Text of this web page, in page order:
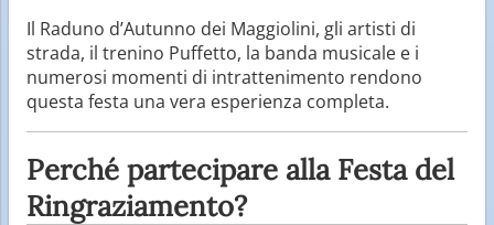
Il Raduno d’Autunno dei Maggiolini, gli artisti di
strada, il trenino Puffetto, la banda musicale e i
numerosi momenti di intrattenimento rendono
questa festa una vera esperienza completa.
Perché partecipare alla Festa del
Ringraziamento?